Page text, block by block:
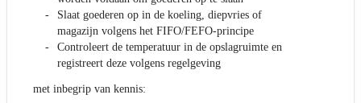
Slaat goederen op in de koeling, diepvries of
magazijn volgens het FIFO/FEFO-principe
Controleert de temperatuur in de opslagruimte en
registreert deze volgens regelgeving
met inbegrip van kennis: